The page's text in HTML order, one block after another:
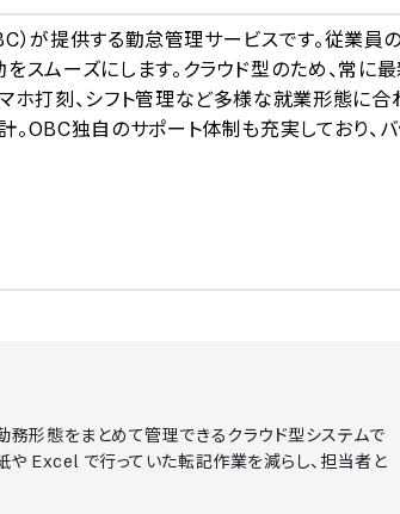
）が提供する勤怠管理サービスです。従業員
スムーズにします。クラウド型のため、常に
ホ打刻、シフト管理など多様な就業形態に合
OBC独自のサポート体制も充実しており、バ
務形態をまとめて管理できるクラウド型システムで
や Excel で行っていた転記作業を減らし、担当者と